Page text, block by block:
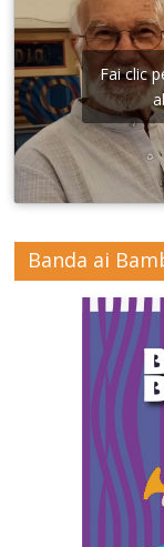
Fai clic
Banda ai